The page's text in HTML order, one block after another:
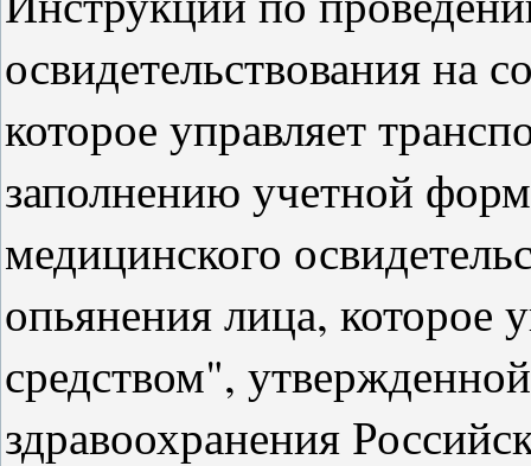
освидетельствования на
которое управляет
заполнению учетной
медицинского
опьянения лица, которое
средством",
здравоохранения